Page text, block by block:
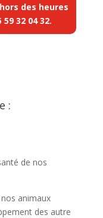
des heures
59 32 04 32.
:
de nos
animaux
des autre